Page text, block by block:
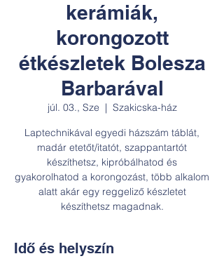
kerámiák,
korongozott
étkészletek Bolesza
Barbarával
júl. 03., Sze
  |
Szakicska-ház
Laptechnikával egyedi házszám táblát,
madár etetőt/itatót, szappantartót
készíthetsz, kipróbálhatod és
gyakorolhatod a korongozást, több alkalom
alatt akár egy reggeliző készletet
készíthetsz magadnak.
Idő és helyszín